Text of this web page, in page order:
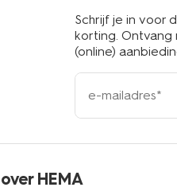
Schrijf je in voor
korting. Ontvang
(online)
e-
mailadres
over HEMA